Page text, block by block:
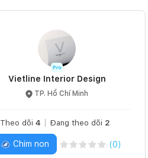
Vietline Interior Design
TP. Hồ Chí Minh
Theo dõi 4 Đang theo dõi 2
Chim non (0)